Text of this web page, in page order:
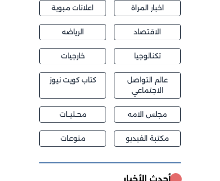
اخبار المراة اعلانات مبوبة
الاقتصاد الرياضه
تكنالوجيا خارجيات
عالم التواصل
الاجتماعي
كتاب كويت نيوز
مجلس الامه محــليــات
مكتبة الفيديو منوعات
أحدث الأخبار